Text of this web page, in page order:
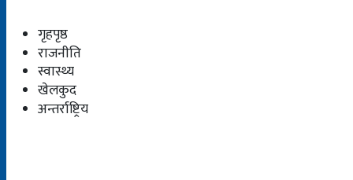
गृहपृष्ठ
राजनीति
स्वास्थ्य
खेलकुद
अन्तर्राष्ट्रिय